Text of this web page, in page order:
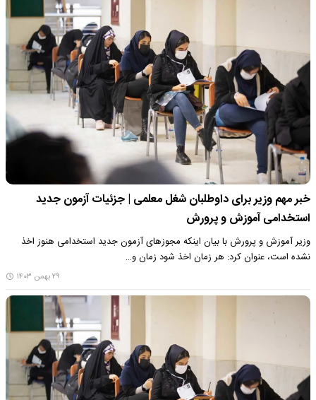
خبر مهم وزیر برای داوطلبان شغل معلمی |‌ جزئیات آزمون جدید
استخدامی آموزش‌ و پرورش
وزیر آموزش‌ و پرورش با بیان اینکه مجوزهای آزمون جدید استخدامی هنوز اخذ
نشده است، عنوان کرد: هر زمان اخذ شود زمان و…
۲۹ بهمن ۱۴۰۳